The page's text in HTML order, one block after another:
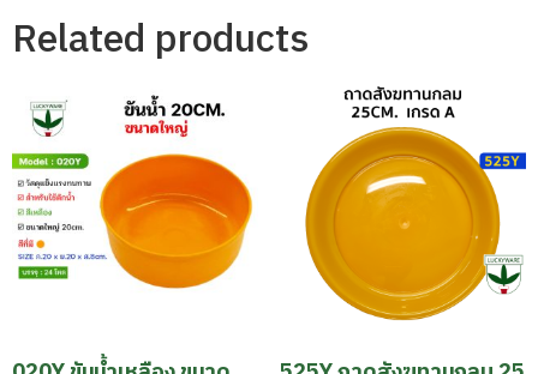
Related products